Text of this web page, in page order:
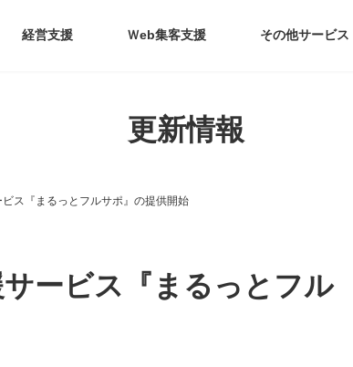
経営支援 Ｗeb集客支援 その他サービス
更新情報
ス『まるっとフルサポ』の提供開始
ービス『まるっとフル